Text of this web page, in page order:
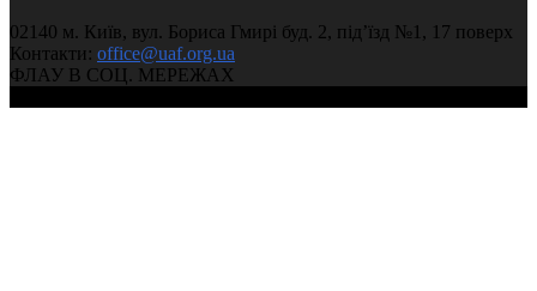
02140 м. Київ, вул. Бориса Гмирі буд. 2, під’їзд №1, 17 поверх
Контакти: office@uaf.org.ua
ФЛАУ В СОЦ. МЕРЕЖАХ